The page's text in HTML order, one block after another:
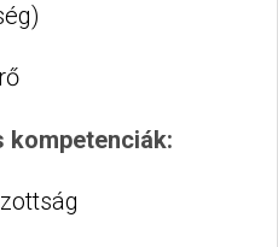
kompetenciák: